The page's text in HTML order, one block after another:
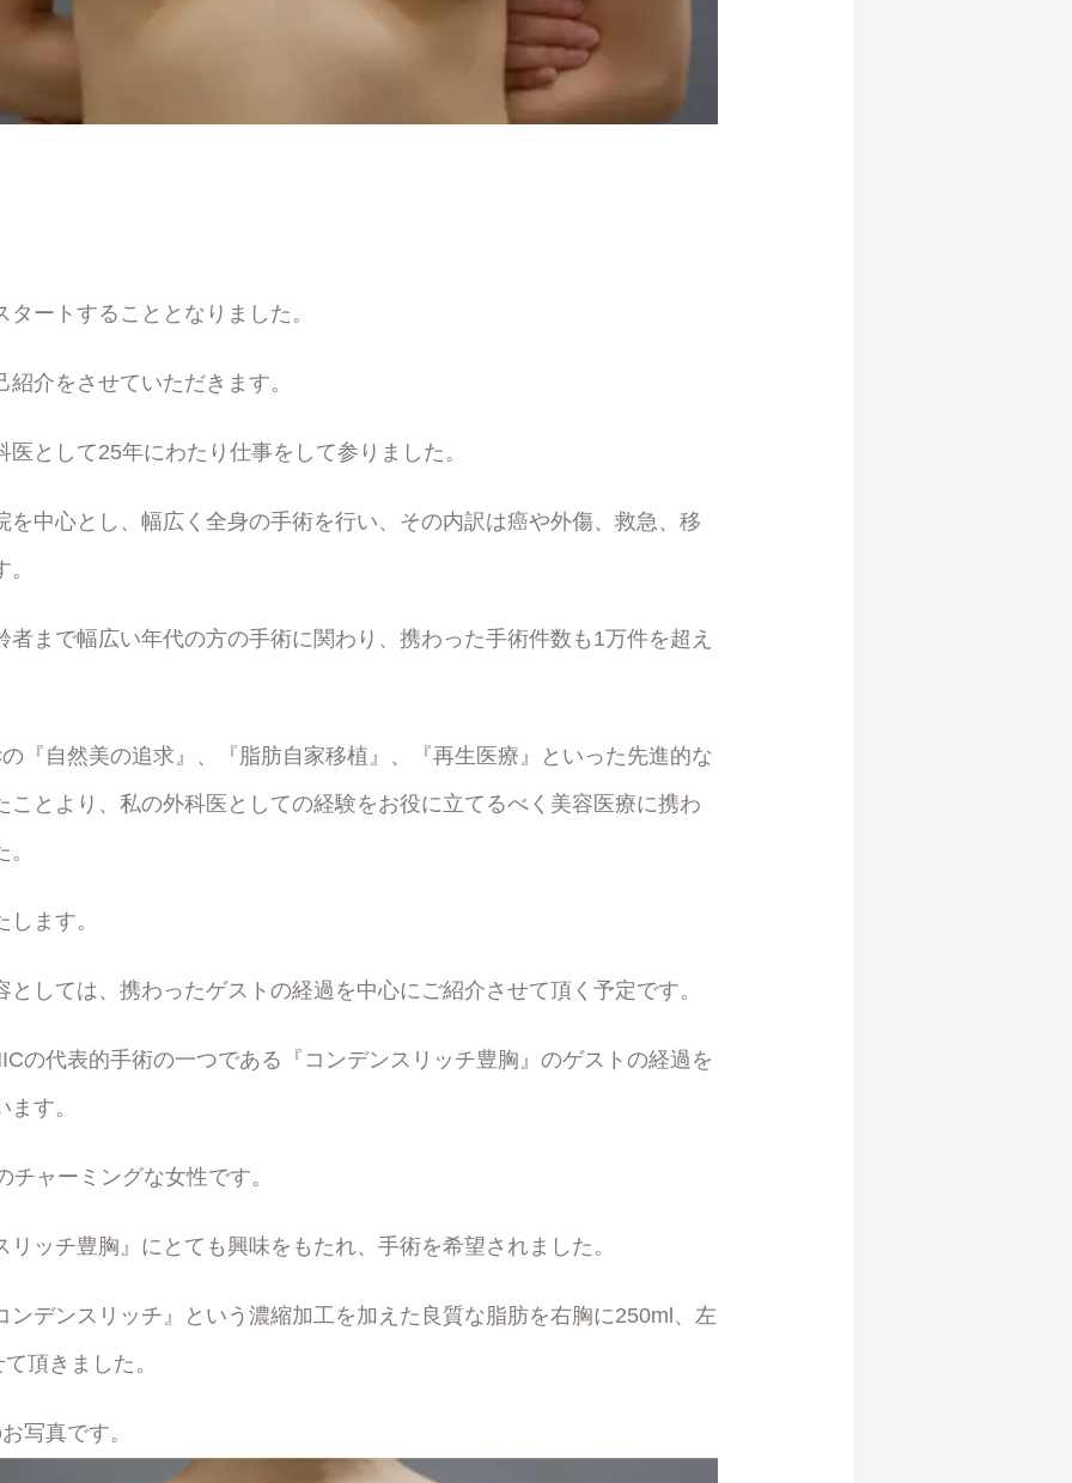
ートすることとなりました。
介をさせていただきます。
医として25年にわたり仕事をして参りました。
を中心とし、幅広く全身の手術を行い、その内訳は癌や外傷、救急、移
者まで幅広い年代の方の手術に関わり、携わった手術件数も1万件を超え
『自然美の追求』、『脂肪自家移植』、『再生医療』といった先進的な
ことより、私の外科医としての経験をお役に立てるべく美容医療に携わ
ます。
としては、携わったゲストの経過を中心にご紹介させて頂く予定です。
の代表的手術の一つである『コンデンスリッチ豊胸』のゲストの経過を
す。
チャーミングな女性です。
リッチ豊胸』にとても興味をもたれ、手術を希望されました。
ンデンスリッチ』という濃縮加工を加えた良質な脂肪を右胸に250ml、左
頂きました。
写真です。